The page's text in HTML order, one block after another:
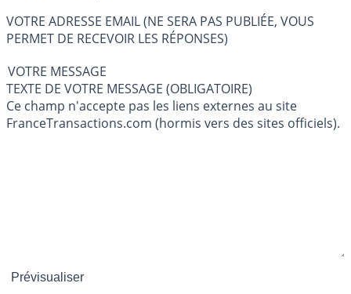
VOTRE ADRESSE EMAIL (NE SERA PAS PUBLIÉE, VOUS
PERMET DE RECEVOIR LES RÉPONSES)
VOTRE MESSAGE
TEXTE DE VOTRE MESSAGE (OBLIGATOIRE)
Ce champ n'accepte pas les liens externes au site
FranceTransactions.com (hormis vers des sites officiels).